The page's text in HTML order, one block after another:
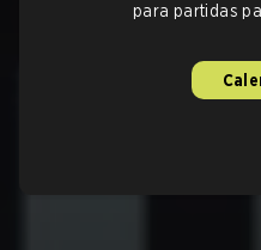
para partidas